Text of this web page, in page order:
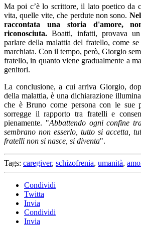
Ma poi c’è lo scrittore, il lato poetico da
vita, quelle vite, che perdute non sono.
raccontata una storia d'amore,
riconosciuta. Boatti, infatti, provava
parlare della malattia del fratello, come
marchiata. Con il tempo, però, Giorgio
fratello, in quanto viene gradualmente a
genitori.
La conclusione, a cui arriva Giorgio,
della malattia, è una dichiarazione
che è Bruno come persona con le sue
sorregge il rapporto tra fratelli e
pienamente. "Abbattendo ogni confine
sembrano non esserlo, tutto si accetta,
fratelli non si nasce, si diventa".
Tags: caregiver, schizofrenia, umanità,
Condividi
Twitta
Invia
Condividi
Invia